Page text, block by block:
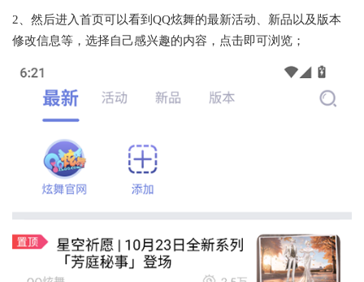
2、然后进入首页可以看到QQ炫舞的最新活动、新品以及版本
修改信息等，选择自己感兴趣的内容，点击即可浏览；